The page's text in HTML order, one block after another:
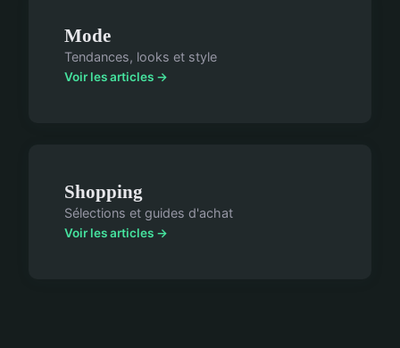
Mode
Tendances, looks et style
Voir les articles →
Shopping
Sélections et guides d'achat
Voir les articles →